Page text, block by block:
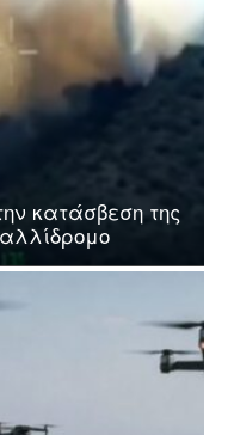
κατάσβεση της